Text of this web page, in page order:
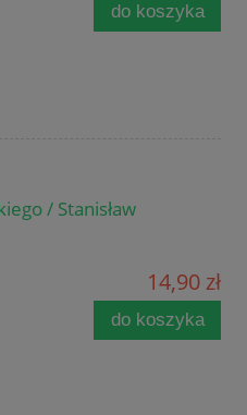
do koszyka
/ Stanisław
14,90 zł
do koszyka